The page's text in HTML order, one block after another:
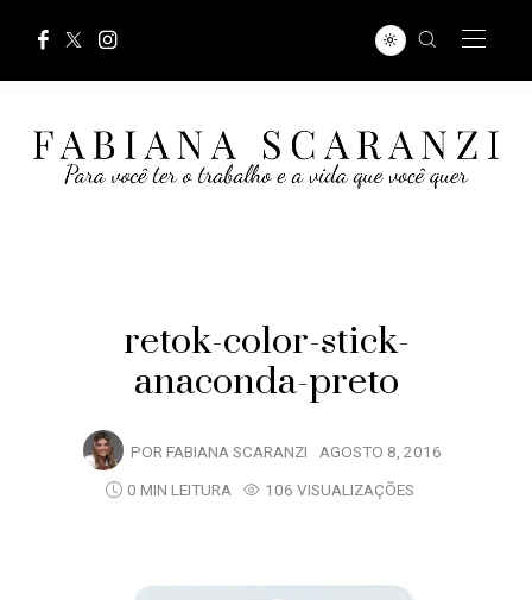
retok-color-stick-
anaconda-preto
POR FABIANA SCARANZI AGOSTO 8, 2016
0 MIN LEITURA
106 VISUALIZAÇÕES